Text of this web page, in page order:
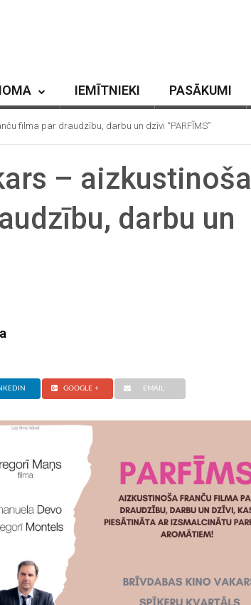
IEMĪTNIEKI PASĀKUMI
filma par draudzību, darbu un dzīvi “PARFĪMS”
– aizkustinoša
darbu un
GOOGLE + EMAIL